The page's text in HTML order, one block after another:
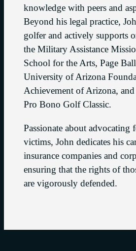
knowledge with peers and
Beyond his legal practice,
golfer and actively supports
the Military Assistance
School for the Arts, Page
University of Arizona
Achievement of Arizona,
Pro Bono Golf Classic.
Passionate about advocating
victims, John dedicates his
insurance companies and
ensuring that the rights of
are vigorously defended.